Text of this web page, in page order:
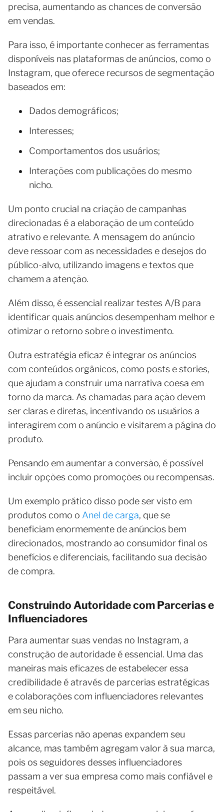
precisa, aumentando as chances de conversão
em vendas.
Para isso, é importante conhecer as ferramentas
disponíveis nas plataformas de anúncios, como o
Instagram, que oferece recursos de segmentação
baseados em:
Dados demográficos;
Interesses;
Comportamentos dos usuários;
Interações com publicações do mesmo
nicho.
Um ponto crucial na criação de campanhas
direcionadas é a elaboração de um conteúdo
atrativo e relevante. A mensagem do anúncio
deve ressoar com as necessidades e desejos do
público-alvo, utilizando imagens e textos que
chamem a atenção.
Além disso, é essencial realizar testes A/B para
identificar quais anúncios desempenham melhor e
otimizar o retorno sobre o investimento.
Outra estratégia eficaz é integrar os anúncios
com conteúdos orgânicos, como posts e stories,
que ajudam a construir uma narrativa coesa em
torno da marca. As chamadas para ação devem
ser claras e diretas, incentivando os usuários a
interagirem com o anúncio e visitarem a página do
produto.
Pensando em aumentar a conversão, é possível
incluir opções como promoções ou recompensas.
Um exemplo prático disso pode ser visto em
produtos como o Anel de carga, que se
beneficiam enormemente de anúncios bem
direcionados, mostrando ao consumidor final os
benefícios e diferenciais, facilitando sua decisão
de compra.
Construindo Autoridade com Parcerias e
Influenciadores
Para aumentar suas vendas no Instagram, a
construção de autoridade é essencial. Uma das
maneiras mais eficazes de estabelecer essa
credibilidade é através de parcerias estratégicas
e colaborações com influenciadores relevantes
em seu nicho.
Essas parcerias não apenas expandem seu
alcance, mas também agregam valor à sua marca,
pois os seguidores desses influenciadores
passam a ver sua empresa como mais confiável e
respeitável.